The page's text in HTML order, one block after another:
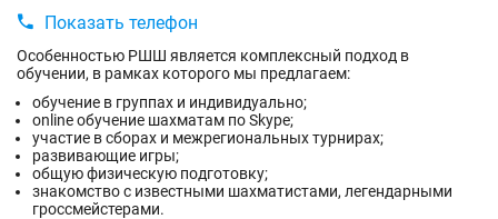
 Показать телефон
Особенностью РШШ является комплексный подход в
обучении, в рамках которого мы предлагаем:
обучение в группах и индивидуально;
online обучение шахматам по Skype;
участие в сборах и межрегиональных турнирах;
развивающие игры;
общую физическую подготовку;
знакомство с известными шахматистами, легендарными
гроссмейстерами.